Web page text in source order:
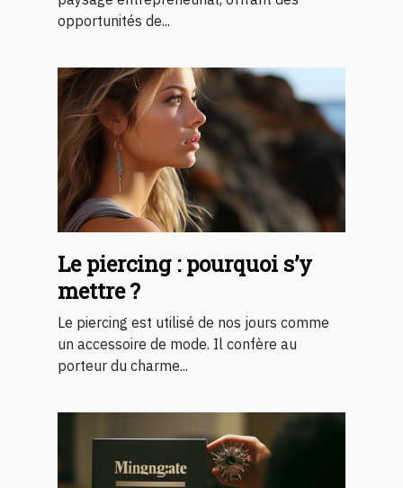
opportunités de...
Le piercing : pourquoi s’y
mettre ?
Le piercing est utilisé de nos jours comme
un accessoire de mode. Il confère au
porteur du charme...